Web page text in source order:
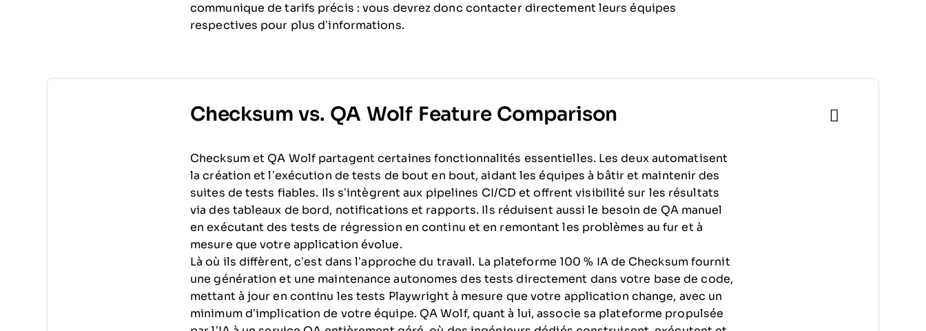
communique de tarifs précis : vous devrez donc contacter directement leurs équipes
respectives pour plus d’informations.
Checksum vs. QA Wolf Feature Comparison
Checksum et QA Wolf partagent certaines fonctionnalités essentielles. Les deux automatisent
la création et l’exécution de tests de bout en bout, aidant les équipes à bâtir et maintenir des
suites de tests fiables. Ils s’intègrent aux pipelines CI/CD et offrent visibilité sur les résultats
via des tableaux de bord, notifications et rapports. Ils réduisent aussi le besoin de QA manuel
en exécutant des tests de régression en continu et en remontant les problèmes au fur et à
mesure que votre application évolue.
Là où ils diffèrent, c’est dans l’approche du travail. La plateforme 100 % IA de Checksum fournit
une génération et une maintenance autonomes des tests directement dans votre base de code,
mettant à jour en continu les tests Playwright à mesure que votre application change, avec un
minimum d’implication de votre équipe. QA Wolf, quant à lui, associe sa plateforme propulsée